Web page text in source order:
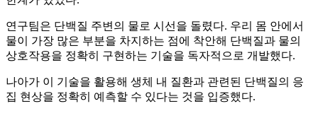
연구팀은 단백질 주변의 물로 시선을 돌렸다. 우리 몸 안에서
물이 가장 많은 부분을 차지하는 점에 착안해 단백질과 물의
상호작용을 정확히 구현하는 기술을 독자적으로 개발했다.
나아가 이 기술을 활용해 생체 내 질환과 관련된 단백질의 응
집 현상을 정확히 예측할 수 있다는 것을 입증했다.